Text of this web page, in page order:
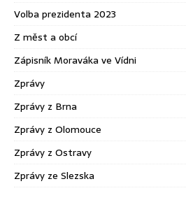
Volba prezidenta 2023
Z měst a obcí
Zápisník Moraváka ve Vídni
Zprávy
Zprávy z Brna
Zprávy z Olomouce
Zprávy z Ostravy
Zprávy ze Slezska